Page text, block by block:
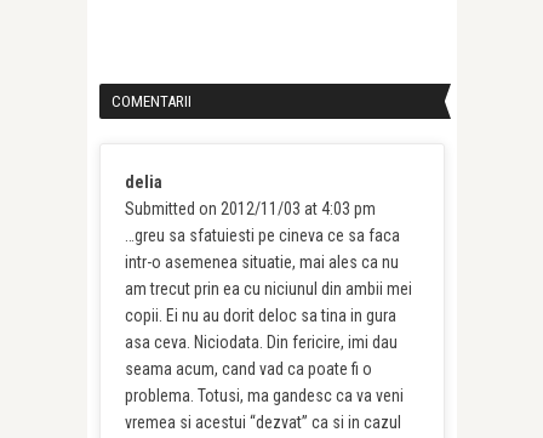
COMENTARII
delia
Submitted on 2012/11/03 at 4:03 pm
…greu sa sfatuiesti pe cineva ce sa faca
intr-o asemenea situatie, mai ales ca nu
am trecut prin ea cu niciunul din ambii mei
copii. Ei nu au dorit deloc sa tina in gura
asa ceva. Niciodata. Din fericire, imi dau
seama acum, cand vad ca poate fi o
problema. Totusi, ma gandesc ca va veni
vremea si acestui “dezvat” ca si in cazul